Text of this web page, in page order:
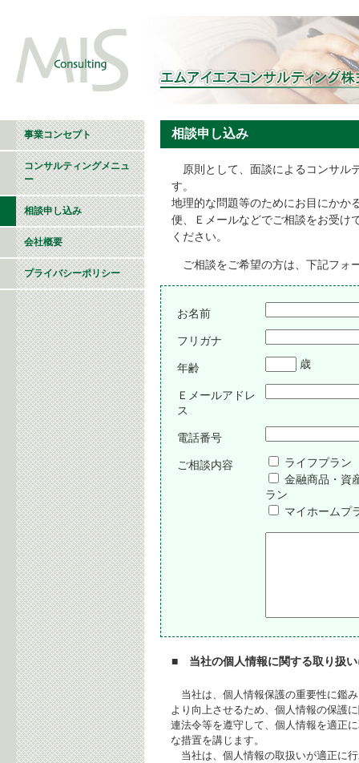
相談申し込み
原則として、面談によるコンサル
す。
地理的な問題等のためにお目にかか
便、Ｅメールなどでご相談をお受け
ください。
ご相談をご希望の方は、下記フォ
お名前
フリガナ
年齢 歳
Ｅメールアドレ
ス
電話番号
ご相談内容
ライフプラン
金融商品・資
ラン
マイホームプ
■ 当社の個人情報に関する取り扱
当社は、個人情報保護の重要性に鑑
より向上させるため、個人情報の保護
連法令等を遵守して、個人情報を適正
な措置を講じます。
当社は、個人情報の取扱いが適正に
事業コンセプト
コンサルティングメニュ
ー
相談申し込み
会社概要
プライバシーポリシー